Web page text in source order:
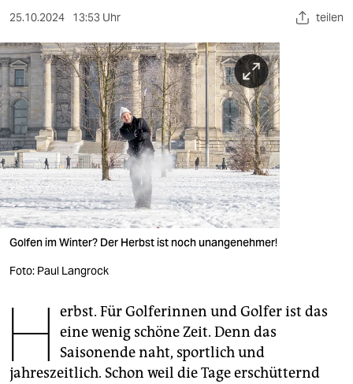
nord
wahrheit
verlag
verlag
veranstaltungen
shop
fragen & hilfe
unterstützen
abo
genossenschaft
epaper login
25.10.2024 13:53 Uhr teilen
Golfen im Winter? Der Herbst ist noch unangenehmer!
Foto: Paul Langrock
H erbst. Für Golferinnen und Golfer ist das
eine wenig schöne Zeit. Denn das
Saisonende naht, sportlich und
jahreszeitlich. Schon weil die Tage erschütternd